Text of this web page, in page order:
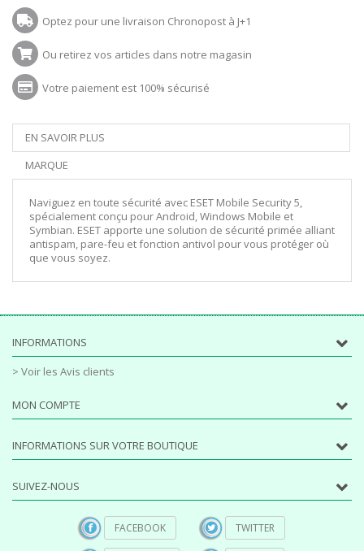
Optez pour une livraison Chronopost à J+1
Ou retirez vos articles dans notre magasin
Votre paiement est 100% sécurisé
EN SAVOIR PLUS
MARQUE
Naviguez en toute sécurité avec ESET Mobile Security 5,
spécialement conçu pour Android, Windows Mobile et
Symbian. ESET apporte une solution de sécurité primée alliant
antispam, pare-feu et fonction antivol pour vous protéger où
que vous soyez.
INFORMATIONS
> Voir les Avis clients
MON COMPTE
INFORMATIONS SUR VOTRE BOUTIQUE
SUIVEZ-NOUS
FACEBOOK TWITTER